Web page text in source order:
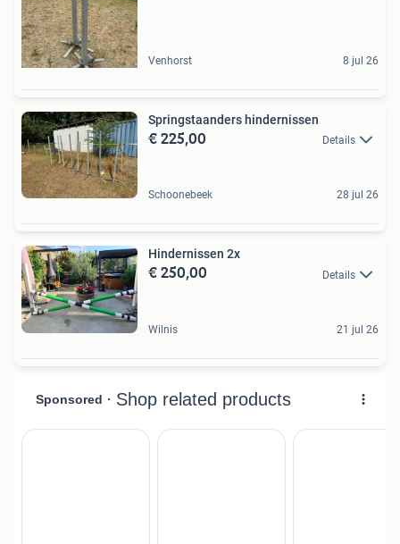
Venhorst 8 jul 26
Springstaanders hindernissen
€ 225,00 Details
Schoonebeek 28 jul 26
Hindernissen 2x
€ 250,00 Details
Wilnis 21 jul 26